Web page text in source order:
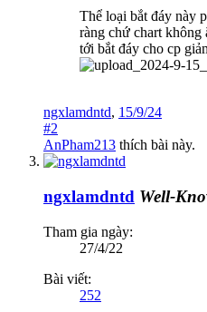
Thể loại bắt đáy này
ràng chứ chart không
tới bắt đáy cho cp
ngxlamdntd, 15/9/24
#2
AnPham213 thích bài này.
ngxlamdntd Well-
Tham gia ngày:
27/4/22
Bài viết:
252